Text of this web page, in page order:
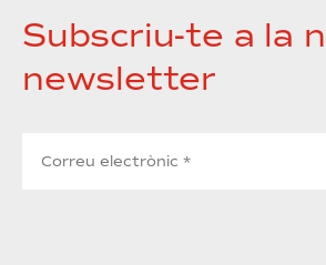
Subscriu-te a la
newsletter